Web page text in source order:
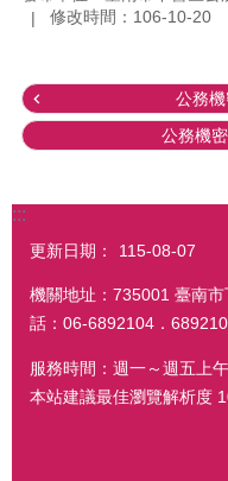
修改時間：106-10-20
公務
公務機
:::
更新日期： 115-08-07
機關地址：735001 臺南
話：06-6892104．
服務時間：週一～週五上
本站建議最佳瀏覽解析度